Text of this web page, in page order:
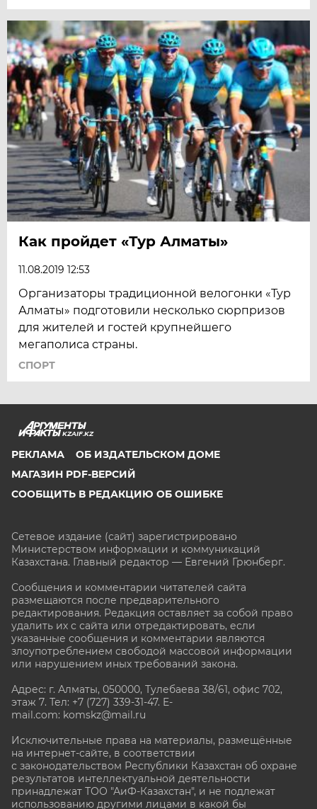
Как пройдет «Тур Алматы»
11.08.2019 12:53
Организаторы традиционной велогонки «Тур
Алматы» подготовили несколько сюрпризов
для жителей и гостей крупнейшего
мегаполиса страны.
СПОРТ
KZAIF.KZ
РЕКЛАМА
ОБ ИЗДАТЕЛЬСКОМ ДОМЕ
МАГАЗИН PDF-ВЕРСИЙ
СООБЩИТЬ В РЕДАКЦИЮ ОБ ОШИБКЕ
Сетевое издание (сайт) зарегистрировано
Министерством информации и коммуникаций
Казахстана. Главный редактор — Евгений Грюнберг.
Сообщения и комментарии читателей сайта
размещаются после предварительного
редактирования. Редакция оставляет за собой право
удалить их с сайта или отредактировать, если
указанные сообщения и комментарии являются
злоупотреблением свободой массовой информации
или нарушением иных требований закона.
Адрес: г. Алматы, 050000, Тулебаева 38/61, офис 702,
этаж 7. Тел: +7 (727) 339-31-47. E-
mail.com: komskz@mail.ru
Исключительные права на материалы, размещённые
на интернет-сайте, в соответствии
с законодательством Республики Казахстан об охране
результатов интеллектуальной деятельности
принадлежат ТОО "АиФ-Казахстан", и не подлежат
использованию другими лицами в какой бы